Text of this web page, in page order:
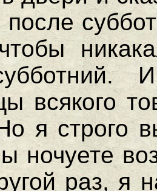
после
всякого
я строго
ночуете
раз, я